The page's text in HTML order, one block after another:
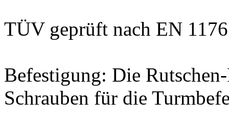
TÜV geprüft nach EN 1176
Befestigung: Die
Schrauben für die